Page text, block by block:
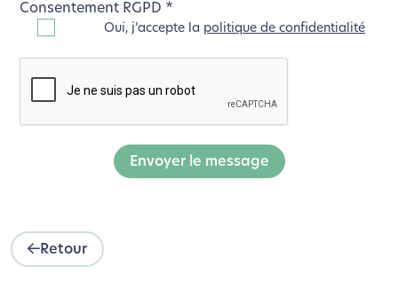
Consentement RGPD *
Oui, j’accepte la politique de confidentialité
Envoyer le message
Retour